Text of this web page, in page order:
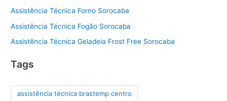
Assistência Técnica Forno Sorocaba
Assistência Técnica Fogão Sorocaba
Assistência Técnica Geladeia Frost Free Sorocaba
Tags
assistência técnica brastemp centro